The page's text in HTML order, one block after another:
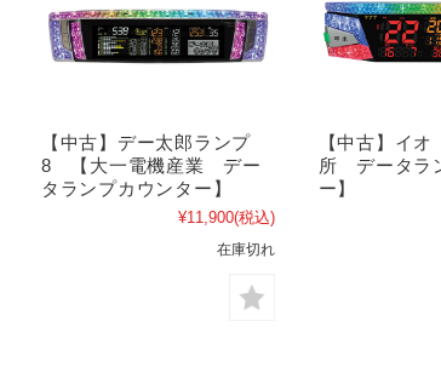
【中古】デー太郎ランプ
8 【大一電機産業 デー
タランプカウンター】
¥11,900(税込)
在庫切れ
【中古】イ
所 データラ
ー】